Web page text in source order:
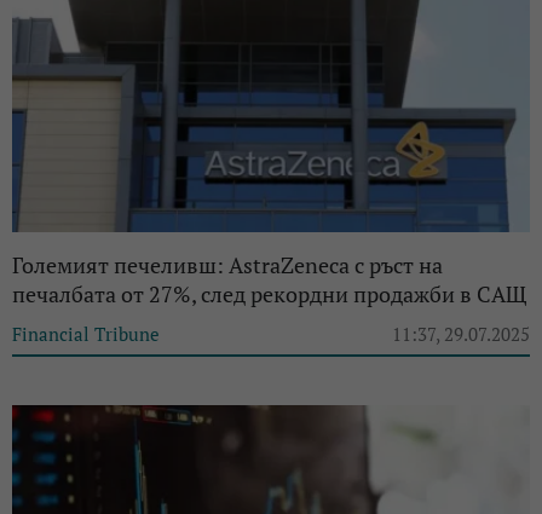
Големият печеливш: AstraZeneca с ръст на
печалбата от 27%, след рекордни продажби в САЩ
Financial Tribune 11:37, 29.07.2025